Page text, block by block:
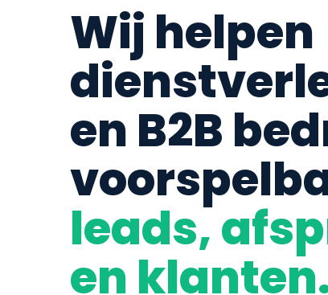
Wij helpen
en B2B
leads,
en